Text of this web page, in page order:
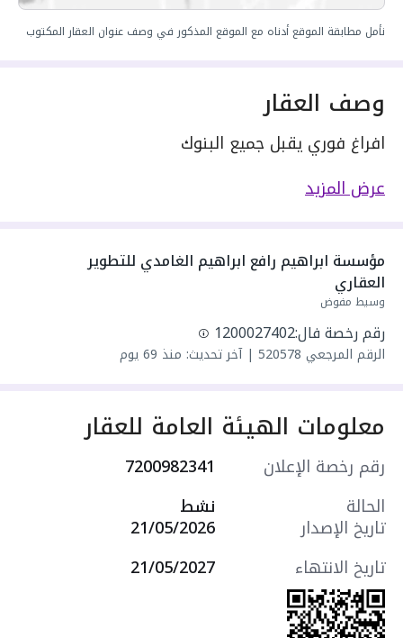
نأمل مطابقة الموقع أدناه مع الموقع المذكور في وصف عنوان العقار المكتوب
وصف العقار
افراغ فوري يقبل جميع البنوك
شقة للبيع في حي السلامة٬ جدة
مسطحات البناء 215 متر مربع
مكونة من: 6 غرف
واصل كهرباء
واصل مياه
سنة البناء: 2026
سعرها 960000 ر.س
عرض المزيد
مؤسسة ابراهيم رافع ابراهيم الغامدي للتطوير
العقاري
وسيط مفوض
رقم رخصة فال:1200027402
الرقم المرجعي 520578
|آخر تحديث: منذ 69 يوم
معلومات الهيئة العامة للعقار
رقم رخصة الإعلان
7200982341
الحالة
نشط
تاريخ الإصدار
21/05/2026
تاريخ الانتهاء
21/05/2027